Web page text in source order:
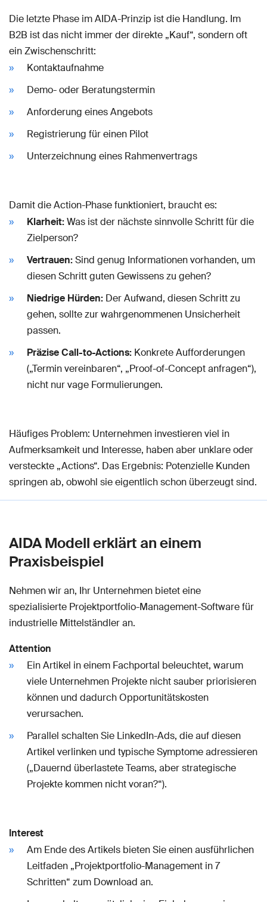
Die letzte Phase im AIDA-Prinzip ist die Handlung. Im
B2B ist das nicht immer der direkte „Kauf“, sondern oft
ein Zwischenschritt:
Kontaktaufnahme
Demo- oder Beratungstermin
Anforderung eines Angebots
Registrierung für einen Pilot
Unterzeichnung eines Rahmenvertrags
Damit die Action-Phase funktioniert, braucht es:
Klarheit:Was ist der nächste sinnvolle Schritt für die
Zielperson?
Vertrauen:Sind genug Informationen vorhanden, um
diesen Schritt guten Gewissens zu gehen?
Niedrige Hürden: Der Aufwand, diesen Schritt zu
gehen, sollte zur wahrgenommenen Unsicherheit
passen.
Präzise Call-to-Actions: Konkrete Aufforderungen
(„Termin vereinbaren“, „Proof-of-Concept anfragen“),
nicht nur vage Formulierungen.
Häufiges Problem: Unternehmen investieren viel in
Aufmerksamkeit und Interesse, haben aber unklare oder
versteckte „Actions“. Das Ergebnis: Potenzielle Kunden
springen ab, obwohl sie eigentlich schon überzeugt sind.
AIDA Modell erklärt an einem
Praxisbeispiel
Nehmen wir an, Ihr Unternehmen bietet eine
spezialisierte Projektportfolio-Management-Software für
industrielle Mittelständler an.
Attention
Ein Artikel in einem Fachportal beleuchtet, warum
viele Unternehmen Projekte nicht sauber priorisieren
können und dadurch Opportunitätskosten
verursachen.
Parallel schalten Sie LinkedIn-Ads, die auf diesen
Artikel verlinken und typische Symptome adressieren
(„Dauernd überlastete Teams, aber strategische
Projekte kommen nicht voran?“).
Interest
Am Ende des Artikels bieten Sie einen ausführlichen
Leitfaden „Projektportfolio-Management in 7
Schritten“ zum Download an.